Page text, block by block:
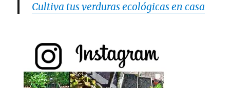
Cultiva tus verduras ecológicas en casa